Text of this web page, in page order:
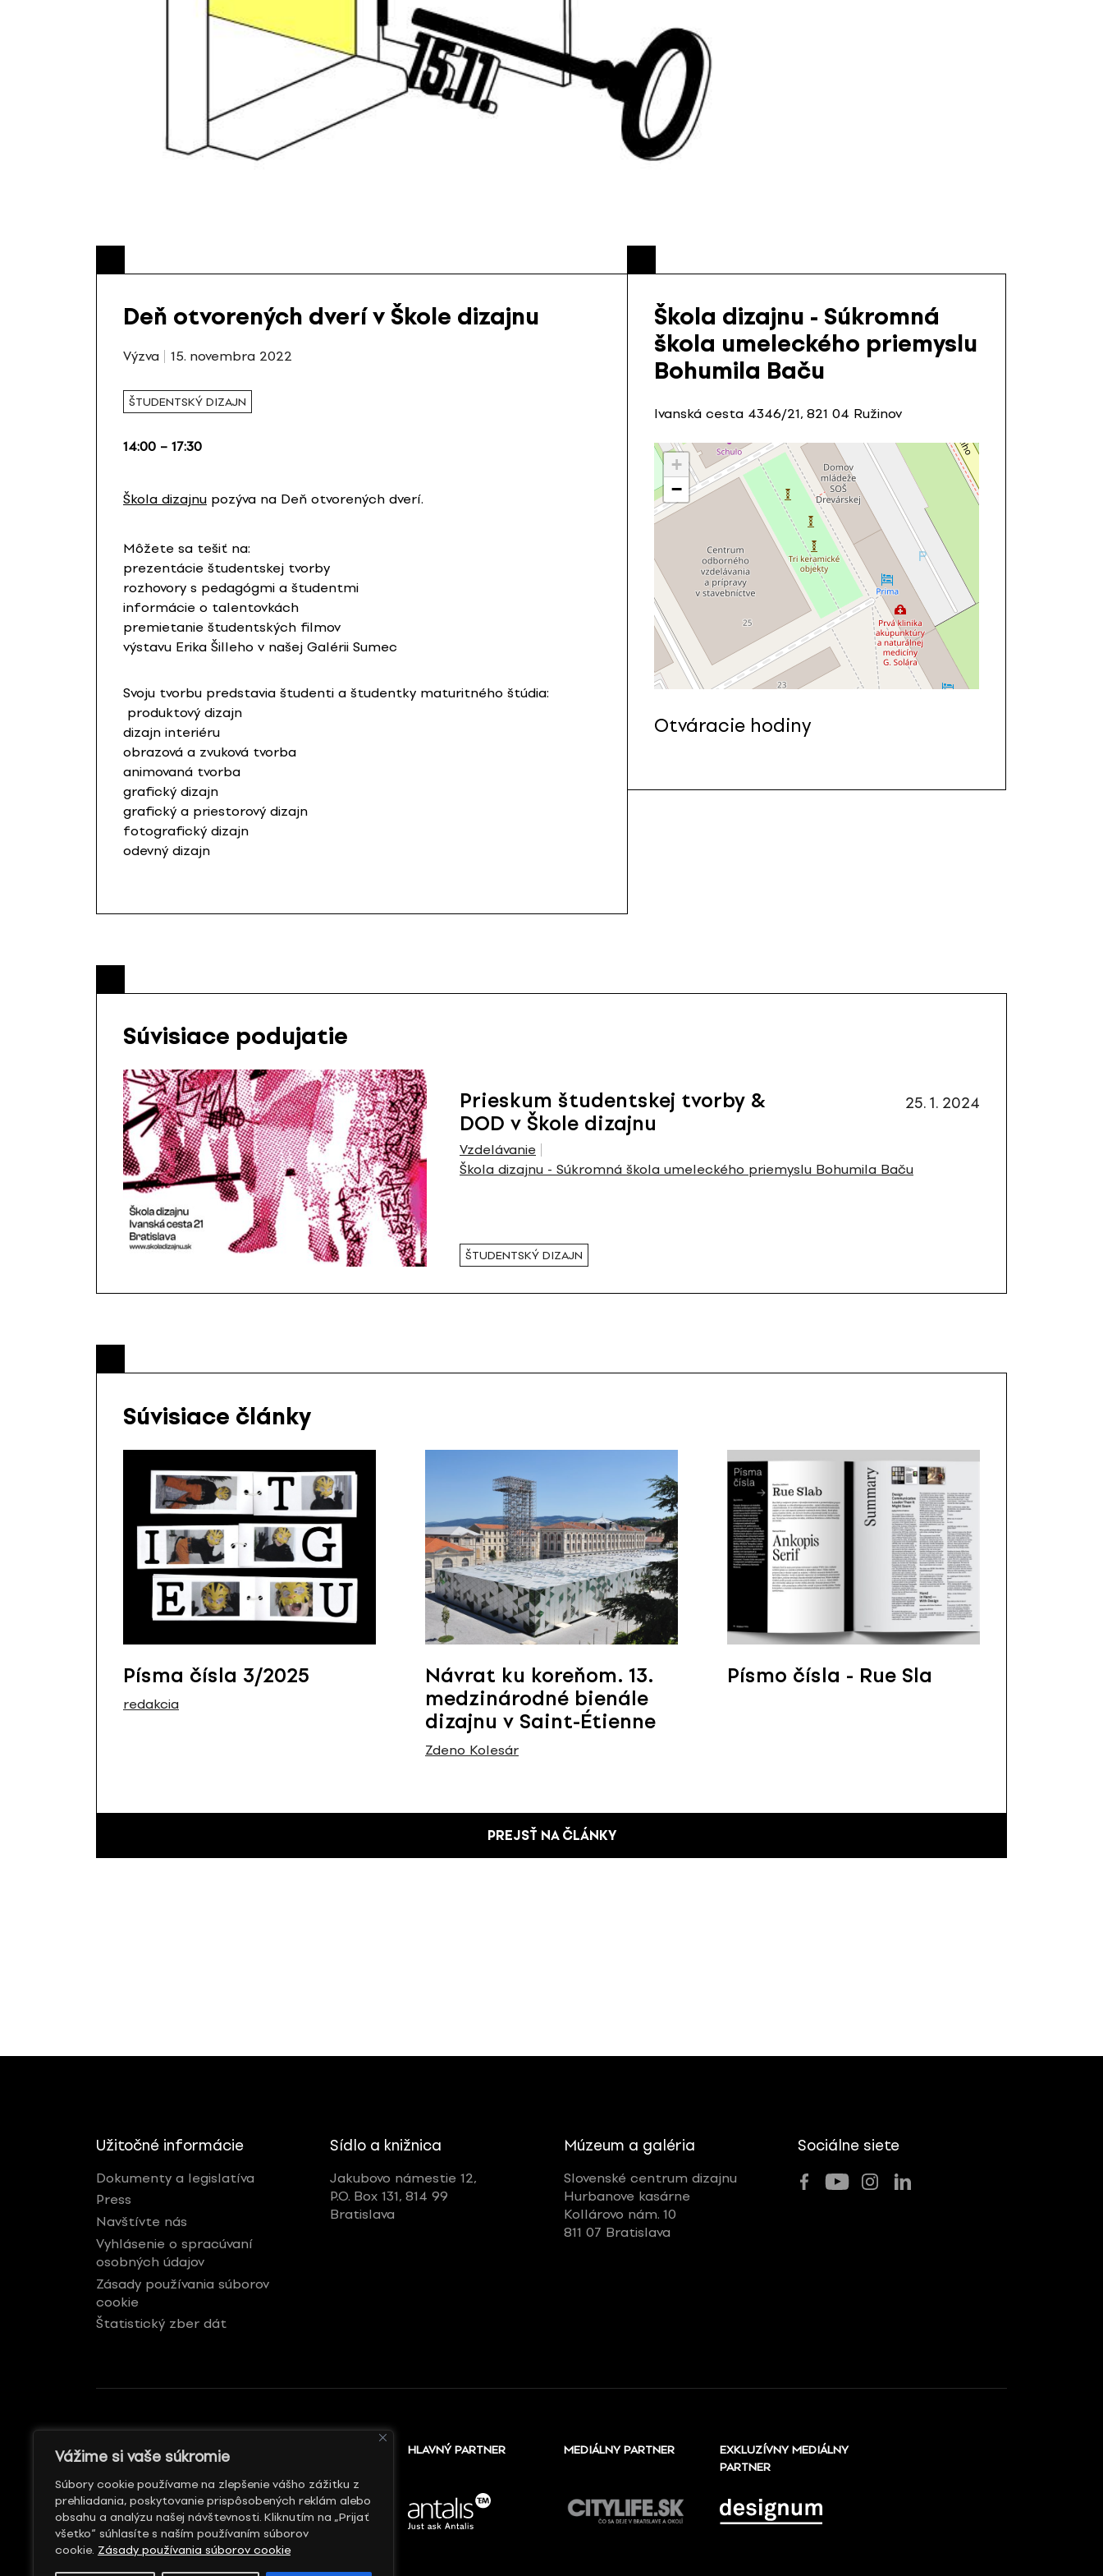
Vážime si vaše súkromie
Súbory cookie používame na zlepšenie vášho zážitku z
prehliadania, poskytovanie prispôsobených reklám alebo
obsahu a analýzu našej návštevnosti. Kliknutím na „Prijať
všetko“ súhlasíte s naším používaním súborov
cookie. Zásady používania súborov cookie
Deň otvorených dverí v Škole dizajnu
Výzva 15. novembra 2022
ŠTUDENTSKÝ DIZAJN
14:00 – 17:30
Škola dizajnu pozýva na Deň otvorených dverí.
Môžete sa tešiť na:
prezentácie študentskej tvorby
rozhovory s pedagógmi a študentmi
informácie o talentovkách
premietanie študentských filmov
výstavu Erika Šilleho v našej Galérii Sumec
Svoju tvorbu predstavia študenti a študentky maturitného štúdia:
produktový dizajn
dizajn interiéru
obrazová a zvuková tvorba
animovaná tvorba
grafický dizajn
grafický a priestorový dizajn
fotografický dizajn
odevný dizajn
Škola dizajnu - Súkromná
škola umeleckého priemyslu
Bohumila Baču
Ivanská cesta 4346/21, 821 04 Ružinov
+
−
Otváracie hodiny
Súvisiace podujatie
Prieskum študentskej tvorby &
DOD v Škole dizajnu
Vzdelávanie
Škola dizajnu - Súkromná škola umeleckého priemyslu Bohumila Baču
25. 1. 2024
ŠTUDENTSKÝ DIZAJN
Súvisiace články
Písma čísla 3/2025
redakcia
Návrat ku koreňom. 13.
medzinárodné bienále
dizajnu v Saint-Étienne
Zdeno Kolesár
Písmo čísla - Rue Sla
PREJSŤ NA ČLÁNKY
Užitočné informácie
Dokumenty a legislatíva
Press
Navštívte nás
Vyhlásenie o spracúvaní
osobných údajov
Zásady používania súborov
cookie
Štatistický zber dát
Sídlo a knižnica
Jakubovo námestie 12,
P.O. Box 131, 814 99
Bratislava
Múzeum a galéria
Slovenské centrum dizajnu
Hurbanove kasárne
Kollárovo nám. 10
811 07 Bratislava
Sociálne siete
GENERÁLNY REKLAMNÝ
HLAVNÝ PARTNER MEDIÁLNY PARTNER
EXKLUZÍVNY MEDIÁLNY
PARTNER